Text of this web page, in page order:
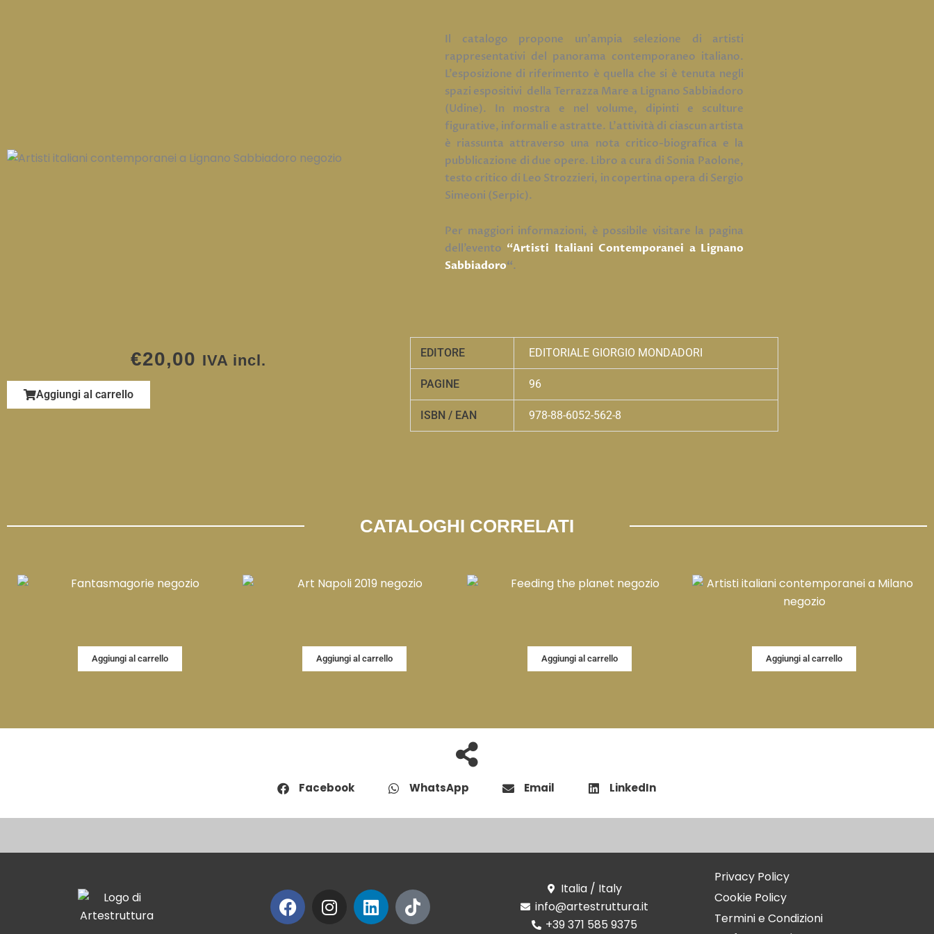
Il catalogo propone un’ampia selezione di artisti
rappresentativi del panorama contemporaneo italiano.
L’esposizione di riferimento è quella che si è tenuta negli
spazi espositivi della Terrazza Mare a Lignano Sabbiadoro
(Udine). In mostra e nel volume, dipinti e sculture
figurative, informali e astratte. L’attività di ciascun artista
è riassunta attraverso una nota critico-biografica e la
pubblicazione di due opere. Libro a cura di Sonia Paolone,
testo critico di Leo Strozzieri, in copertina opera di Sergio
Simeoni (Serpic).
Per maggiori informazioni, è possibile visitare la pagina
dell’evento “Artisti Italiani Contemporanei a Lignano
Sabbiadoro“.
€20,00 IVA incl.
Aggiungi al carrello
EDITORE EDITORIALE GIORGIO MONDADORI
PAGINE 96
ISBN / EAN 978-88-6052-562-8
CATALOGHI CORRELATI
Aggiungi al carrello Aggiungi al carrello Aggiungi al carrello Aggiungi al carrello
Facebook WhatsApp Email LinkedIn
FacebookInstagram
LinkedinTiktok
Italia / Italy
info@artestruttura.it
+39 371 585 9375
Privacy Policy
Cookie Policy
Termini e Condizioni